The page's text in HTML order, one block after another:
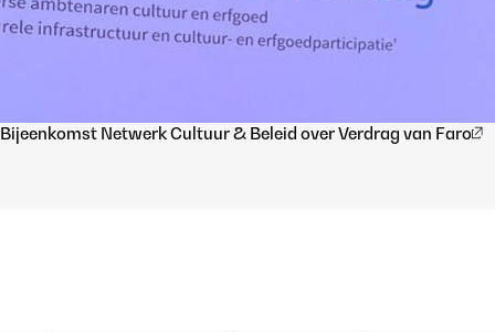
Bijeenkomst Netwerk Cultuur & Beleid over Verdrag van Faro